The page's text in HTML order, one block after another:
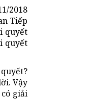
2018
Tiếp
quyết
quyết
Vậy
giải